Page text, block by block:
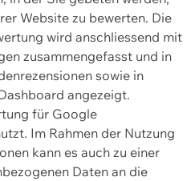
Website zu bewerten. Die
wird anschliessend mit
zusammengefasst und in
sowie in
angezeigt.
für Google
Im Rahmen der Nutzung
kann es auch zu einer
Daten an die